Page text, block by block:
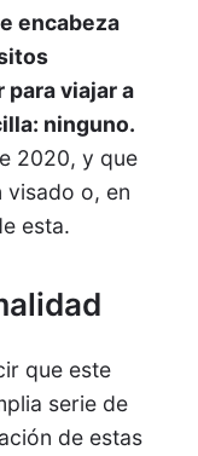
encabeza
viajar a
ninguno.
2020, y que
visado o, en
esta.
que este
serie de
de estas